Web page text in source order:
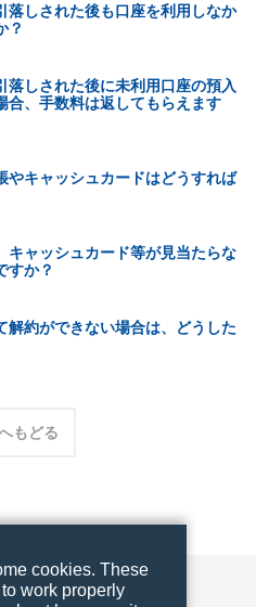
落しされた後も口座を利用しなか
？
落しされた後に未利用口座の預入
合、手数料は返してもらえます
やキャッシュカードはどうすれば
キャッシュカード等が見当たらな
すか？
解約ができない場合は、どうした
もどる
cookies. These
work properly